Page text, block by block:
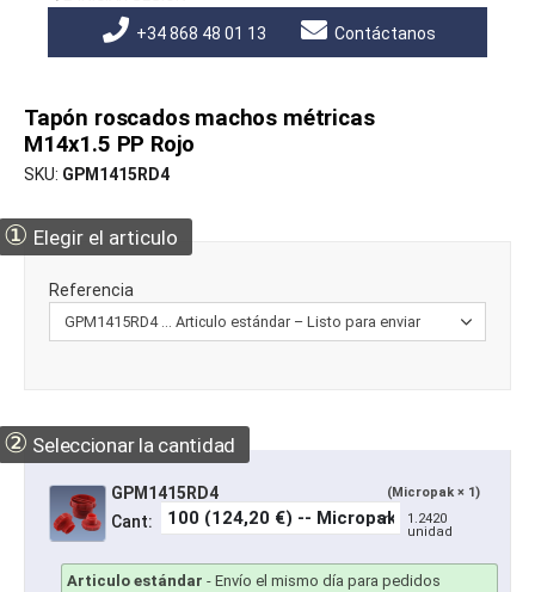
+34 868 48 01 13 Contáctanos
Tapón roscados machos métricas
M14x1.5 PP Rojo
SKU GPM1415RD4
① Elegir el articulo
Referencia
② Seleccionar la cantidad
GPM1415RD4 (Micropak × 1)
Cant:
1.2420
unidad
Articulo estándar - Envío el mismo día para pedidos